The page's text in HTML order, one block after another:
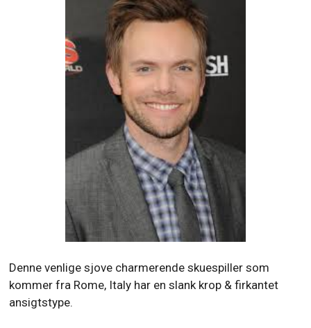
Denne venlige sjove charmerende skuespiller som
kommer fra Rome, Italy har en slank krop & firkantet
ansigtstype.